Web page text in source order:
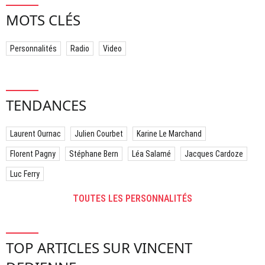
MOTS CLÉS
Personnalités Radio Video
TENDANCES
Laurent Ournac Julien Courbet Karine Le Marchand
Florent Pagny Stéphane Bern Léa Salamé Jacques Cardoze
Luc Ferry
TOUTES LES PERSONNALITÉS
TOP ARTICLES SUR VINCENT